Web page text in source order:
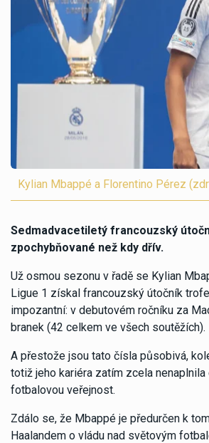
Kylian Mbappé a Florentino Pérez
Sedmadvacetiletý francouzský
zpochybňované než kdy dřív.
Už osmou sezonu v řadě se Kylian
Ligue 1 získal francouzský útočník
impozantní: v debutovém ročníku za
branek (42 celkem ve všech soutěžích).
A přestože jsou tato čísla působivá,
totiž jeho kariéra zatím zcela
fotbalovou veřejnost.
Zdálo se, že Mbappé je předurčen k
Haalandem o vládu nad světovým